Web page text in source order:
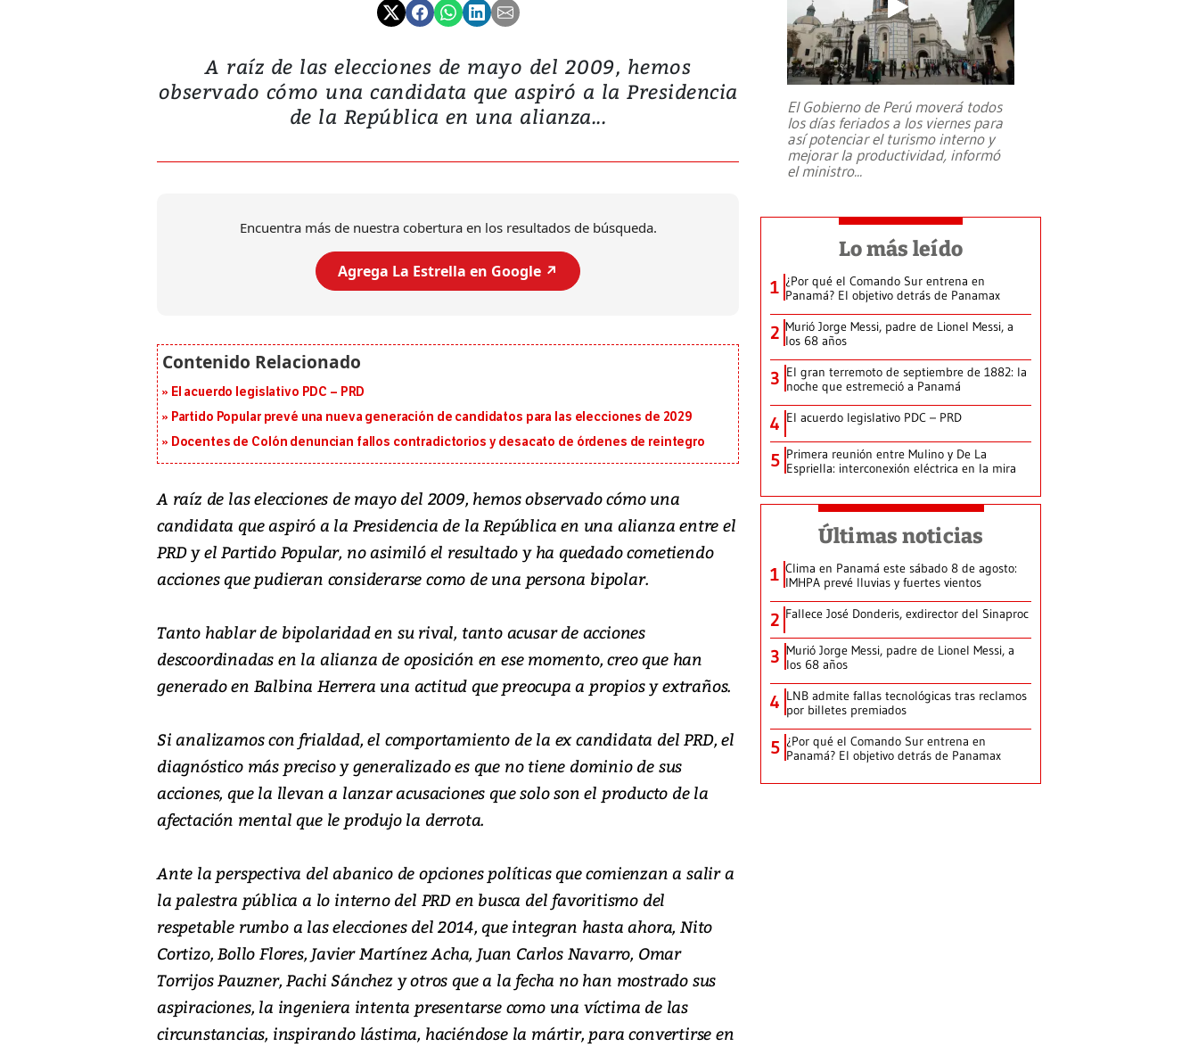
A raíz de las elecciones de mayo del 2009, hemos
observado cómo una candidata que aspiró a la Presidencia
de la República en una alianza...
Encuentra más de nuestra cobertura en los resultados de búsqueda.
Agrega La Estrella en Google ↗️
El acuerdo legislativo PDC – PRD
Partido Popular prevé una nueva generación de candidatos para las elecciones de 2029
Docentes de Colón denuncian fallos contradictorios y desacato de órdenes de reintegro
A raíz de las elecciones de mayo del 2009, hemos observado cómo una
candidata que aspiró a la Presidencia de la República en una alianza entre el
PRD y el Partido Popular, no asimiló el resultado y ha quedado cometiendo
acciones que pudieran considerarse como de una persona bipolar.
Tanto hablar de bipolaridad en su rival, tanto acusar de acciones
descoordinadas en la alianza de oposición en ese momento, creo que han
generado en Balbina Herrera una actitud que preocupa a propios y extraños.
Si analizamos con frialdad, el comportamiento de la ex candidata del PRD, el
diagnóstico más preciso y generalizado es que no tiene dominio de sus
acciones, que la llevan a lanzar acusaciones que solo son el producto de la
afectación mental que le produjo la derrota.
Ante la perspectiva del abanico de opciones políticas que comienzan a salir a
la palestra pública a lo interno del PRD en busca del favoritismo del
respetable rumbo a las elecciones del 2014, que integran hasta ahora, Nito
Cortizo, Bollo Flores, Javier Martínez Acha, Juan Carlos Navarro, Omar
Torrijos Pauzner, Pachi Sánchez y otros que a la fecha no han mostrado sus
aspiraciones, la ingeniera intenta presentarse como una víctima de las
circunstancias, inspirando lástima, haciéndose la mártir, para convertirse en
El Gobierno de Perú moverá todos
los días feriados a los viernes para
así potenciar el turismo interno y
mejorar la productividad, informó
el ministro...
Lo más leído
1 ¿Por qué el Comando Sur entrena en
Panamá? El objetivo detrás de Panamax
2 Murió Jorge Messi, padre de Lionel Messi, a
los 68 años
3 El gran terremoto de septiembre de 1882: la
noche que estremeció a Panamá
4 El acuerdo legislativo PDC – PRD
5 Primera reunión entre Mulino y De La
Espriella: interconexión eléctrica en la mira
Últimas noticias
1 Clima en Panamá este sábado 8 de agosto:
IMHPA prevé lluvias y fuertes vientos
2 Fallece José Donderis, exdirector del Sinaproc
3 Murió Jorge Messi, padre de Lionel Messi, a
los 68 años
4 LNB admite fallas tecnológicas tras reclamos
por billetes premiados
5 ¿Por qué el Comando Sur entrena en
Panamá? El objetivo detrás de Panamax